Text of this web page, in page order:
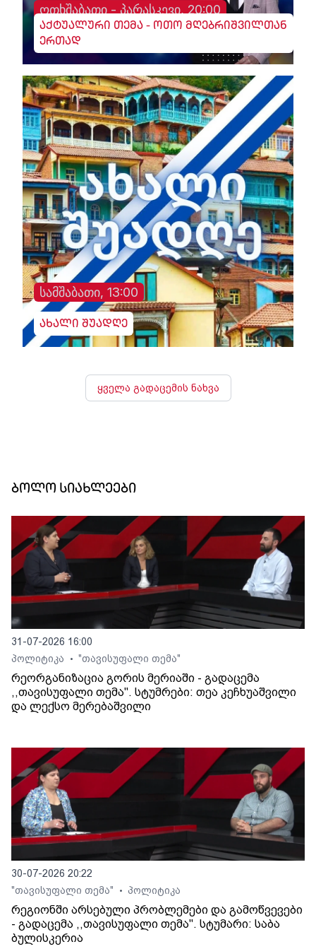
ოთხშაბათი - პარასკევი, 20:00
აქტუალური თემა - ოთო მღებრიშვილთან
ერთად
სამშაბათი, 13:00
ახალი შუადღე
ყველა გადაცემის ნახვა
ბოლო სიახლეები
31-07-2026 16:00
პოლიტიკა
• "თავისუფალი თემა"
რეორგანიზაცია გორის მერიაში - გადაცემა
,,თავისუფალი თემა". სტუმრები: თეა კეჩხუაშვილი
და ლექსო მერებაშვილი
30-07-2026 20:22
"თავისუფალი თემა"
• პოლიტიკა
რეგიონში არსებული პრობლემები და გამოწვევები
- გადაცემა ,,თავისუფალი თემა". სტუმარი: საბა
ბულისკერია